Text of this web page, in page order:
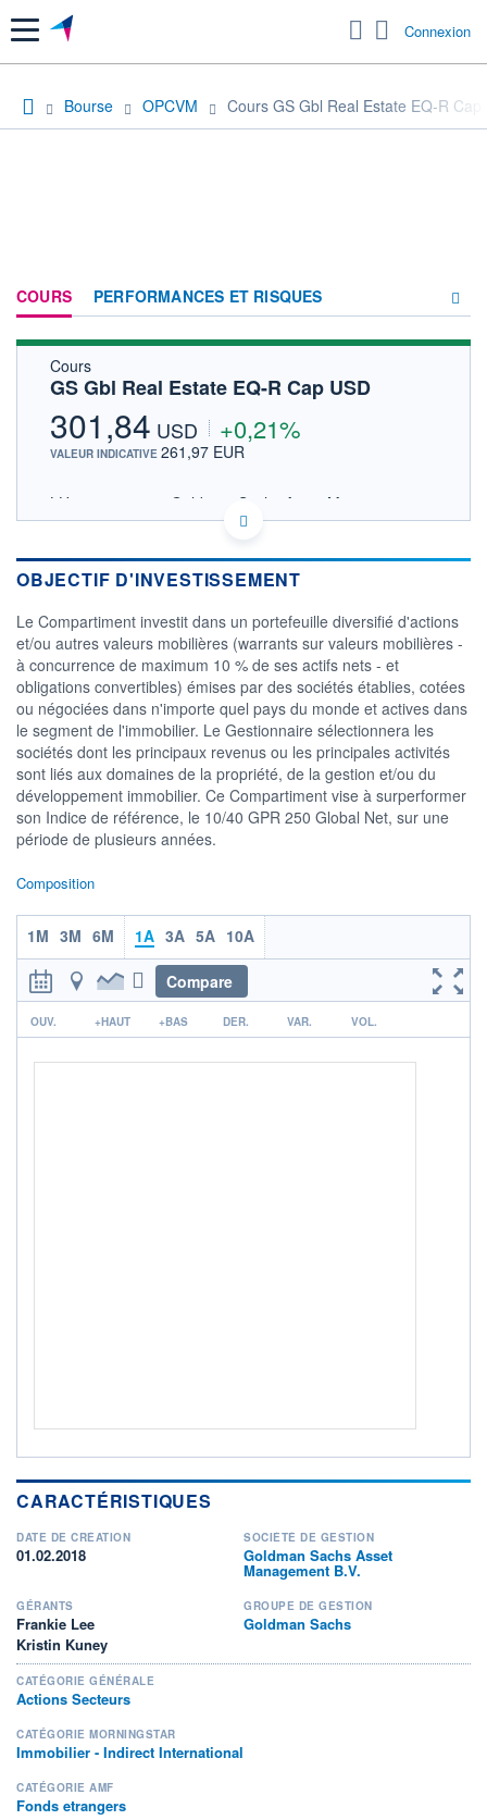
Menu Connexion
Bourse OPCVM Cours GS Gbl Real Estate EQ-R Cap
COURS PERFORMANCES ET RISQUES
FORUM
Cours
GS Gbl Real Estate EQ-R Cap USD
301,84 USD +0,21%
VALEUR INDICATIVE 261,97 EUR
LU1673807357 - Goldman Sachs Asset Management
B.V.
Consulter le prospectus / DIC
02/12 07/04 04/08
280
300
320
CATÉGORIE MORNINGSTAR
Immobilier - Indirect
International
ÉLIGIBILITÉ
PEA PEA-PME BOURSOVIE LUX
CTO BUSINESS
Non éligible Boursobank
ACTIF NET (EUR)
127M / 31.07.26
OBJECTIF D'INVESTISSEMENT
Le Compartiment investit dans un portefeuille diversifié d'actions
et/ou autres valeurs mobilières (warrants sur valeurs mobilières -
à concurrence de maximum 10 % de ses actifs nets - et
obligations convertibles) émises par des sociétés établies, cotées
ou négociées dans n'importe quel pays du monde et actives dans
le segment de l'immobilier. Le Gestionnaire sélectionnera les
sociétés dont les principaux revenus ou les principales activités
sont liés aux domaines de la propriété, de la gestion et/ou du
développement immobilier. Ce Compartiment vise à surperformer
son Indice de référence, le 10/40 GPR 250 Global Net, sur une
période de plusieurs années.
Composition
1M 3M 6M 1A 3A 5A 10A
Compare
r
OUV. +HAUT +BAS DER. VAR. VOL.
CARACTÉRISTIQUES
DATE DE CRÉATION
01.02.2018
SOCIÉTÉ DE GESTION
Goldman Sachs Asset
Management B.V.
GÉRANTS
Frankie Lee
Kristin Kuney
GROUPE DE GESTION
Goldman Sachs
CATÉGORIE GÉNÉRALE
Actions Secteurs
CATÉGORIE MORNINGSTAR
Immobilier - Indirect International
CATÉGORIE AMF
Fonds etrangers